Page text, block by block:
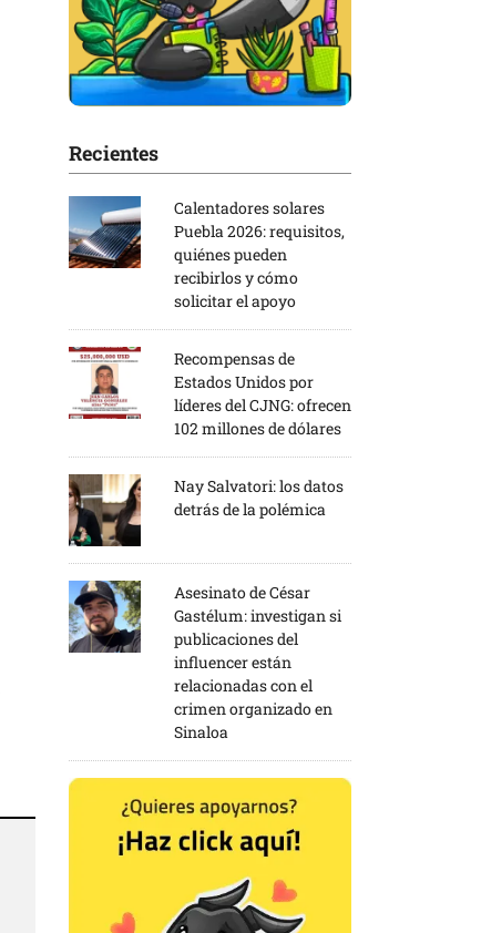
Recientes
Calentadores solares
Puebla 2026: requisitos,
quiénes pueden
recibirlos y cómo
solicitar el apoyo
Recompensas de
Estados Unidos por
líderes del CJNG: ofrecen
102 millones de dólares
Nay Salvatori: los datos
detrás de la polémica
Asesinato de César
Gastélum: investigan si
publicaciones del
influencer están
relacionadas con el
crimen organizado en
Sinaloa